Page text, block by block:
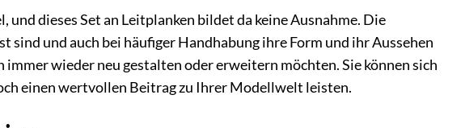
dieses Set an Leitplanken bildet da keine Ausnahme. Die
und auch bei häufiger Handhabung ihre Form und ihr Aussehen
wieder neu gestalten oder erweitern möchten. Sie können sich
einen wertvollen Beitrag zu Ihrer Modellwelt leisten.